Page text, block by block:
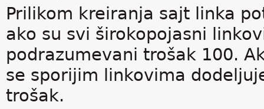
Prilikom kreiranja sajt linka
ako su svi širokopojasni
podrazumevani trošak 100.
se sporijim linkovima
trošak.